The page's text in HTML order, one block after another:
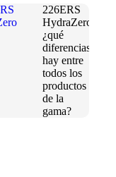
226ERS
HydraZero:
¿qué
diferencias
hay entre
todos los
productos
de la
gama?